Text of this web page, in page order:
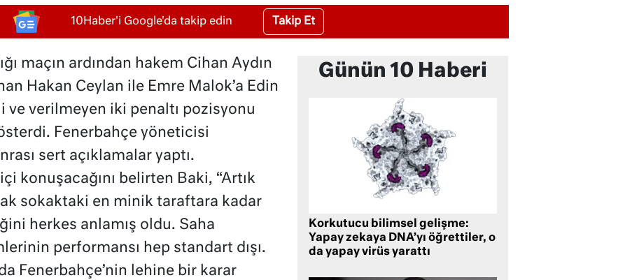
10Haber'i Google'da takip edin Takip Et
maçın ardından hakem Cihan Aydın
Hakan Ceylan ile Emre Malok’a Edin
ve verilmeyen iki penaltı pozisyonu
Fenerbahçe yöneticisi
sert açıklamalar yaptı.
konuşacağını belirten Baki, “Artık
sokaktaki en minik taraftara kadar
herkes anlamış oldu. Saha
performansı hep standart dışı.
Fenerbahçe’nin lehine bir karar
Günün 10 Haberi
Korkutucu bilimsel gelişme:
Yapay zekaya DNA’yı öğrettiler, o
da yapay virüs yarattı